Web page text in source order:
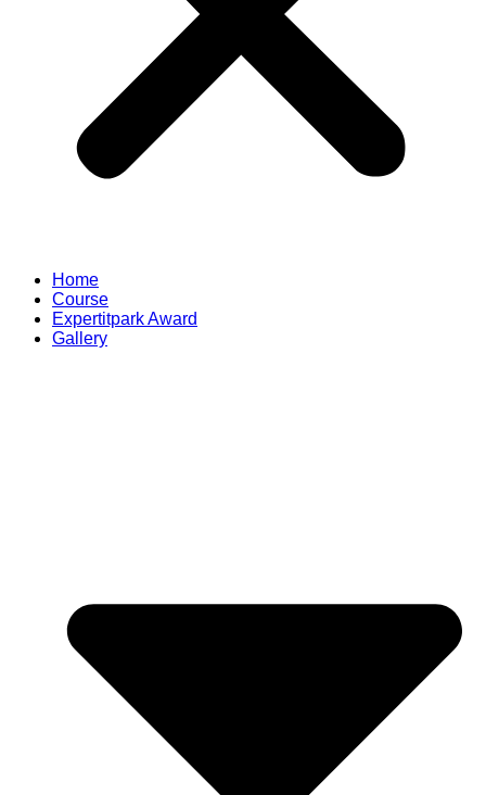
Home
Course
Expertitpark Award
Gallery